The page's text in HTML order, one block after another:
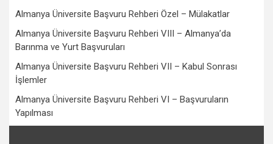
Almanya Üniversite Başvuru Rehberi Özel – Mülakatlar
Almanya Üniversite Başvuru Rehberi VIII – Almanya’da
Barınma ve Yurt Başvuruları
Almanya Üniversite Başvuru Rehberi VII – Kabul Sonrası
İşlemler
Almanya Üniversite Başvuru Rehberi VI – Başvuruların
Yapılması